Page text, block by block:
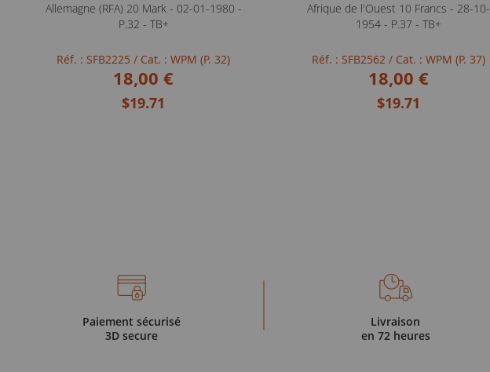
Allemagne (RFA) 20 Mark - 02-01-1980 -
P.32 - TB+
Réf. : SFB2225 / Cat. : WPM (P. 32)
18,00 €
$19.71
Afrique de l'Ouest 10 Francs - 28-10-
1954 - P.37 - TB+
Réf. : SFB2562 / Cat. : WPM (P. 37)
18,00 €
$19.71
Paiement sécurisé
3D secure
Livraison
en 72 heures